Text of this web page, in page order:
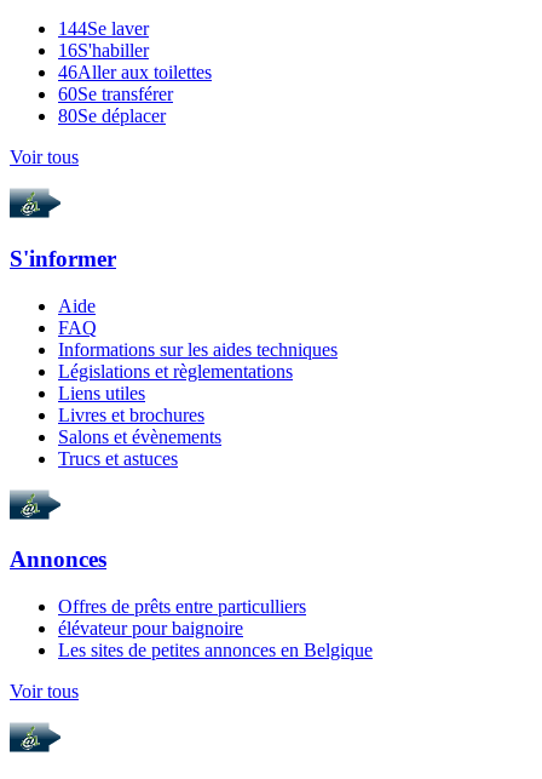
144Se laver
16S'habiller
46Aller aux toilettes
60Se transférer
80Se déplacer
Voir tous
S'informer
Aide
FAQ
Informations sur les aides techniques
Législations et règlementations
Liens utiles
Livres et brochures
Salons et évènements
Trucs et astuces
Annonces
Offres de prêts entre particulliers
élévateur pour baignoire
Les sites de petites annonces en Belgique
Voir tous